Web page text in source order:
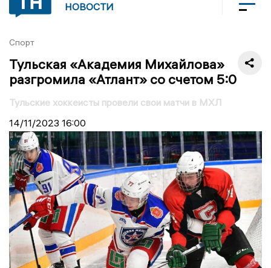
НОВОСТИ
Спорт
Тульская «Академия Михайлова»
разгромила «Атлант» со счетом 5:0
Тульские хоккеисты провели свои матчи в МХЛ
14/11/2023 16:00